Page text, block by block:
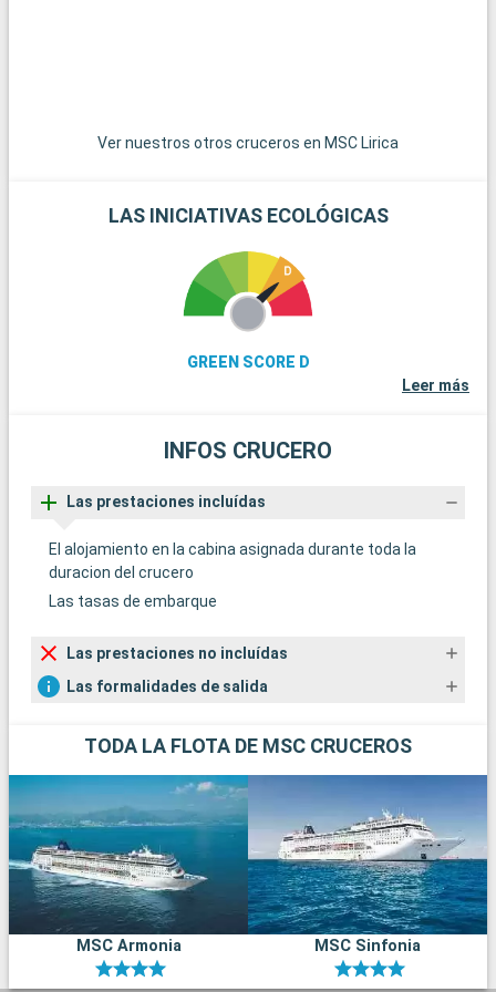
Ver nuestros otros cruceros en MSC Lirica
LAS INICIATIVAS ECOLÓGICAS
GREEN SCORE D
Leer más
INFOS CRUCERO
Las prestaciones incluídas
El alojamiento en la cabina asignada durante toda la
duracion del crucero
Las tasas de embarque
Las prestaciones no incluídas
Las formalidades de salida
TODA LA FLOTA DE MSC CRUCEROS
MSC Armonia MSC Sinfonia